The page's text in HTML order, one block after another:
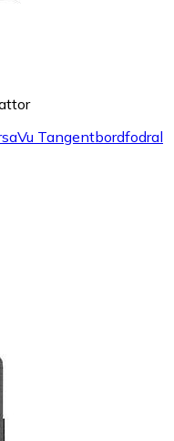
Tangentbordfodral